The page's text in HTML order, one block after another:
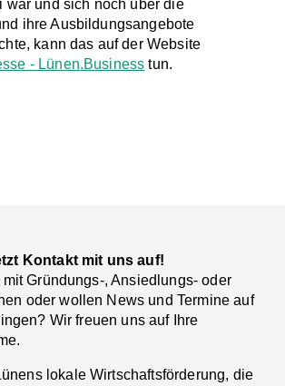
war und sich noch über die
ihre Ausbildungsangebote
kann das auf der Website
- Lünen.Business tun.
Kontakt mit uns auf!
Gründungs-, Ansiedlungs- oder
oder wollen News und Termine auf
Wir freuen uns auf Ihre
lokale Wirtschaftsförderung, die